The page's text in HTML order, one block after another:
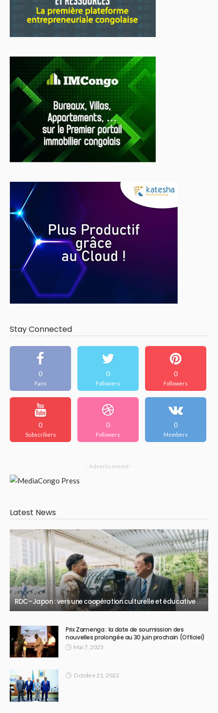
Stay Connected
0
Fans
0
Followers
0
Followers
0
Subscribers
0
Followers
0
Members
- Advertisement -
Latest News
RDC–Japon : vers une coopération culturelle et éducative
Prix Zamenga : la date de soumission des
nouvelles prolongée au 30 juin prochain (Officiel)
Mai 7, 2025
Octobre 21, 2022